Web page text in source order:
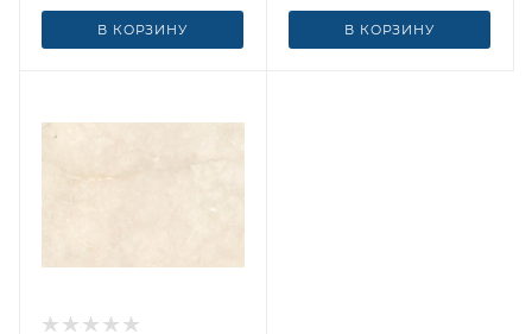
В КОРЗИНУ В КОРЗИНУ